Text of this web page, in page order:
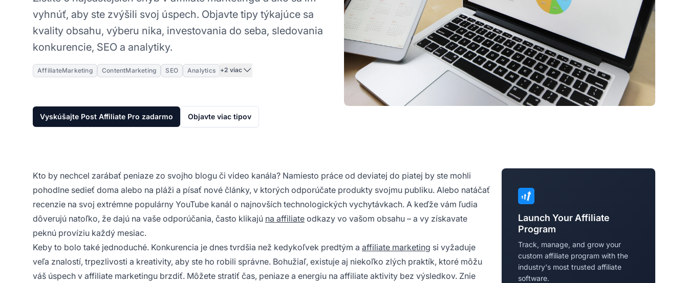
vyhnúť, aby ste zvýšili svoj úspech. Objavte tipy týkajúce sa
kvality obsahu, výberu nika, investovania do seba, sledovania
konkurencie, SEO a analytiky.
AffiliateMarketing ContentMarketing SEO Analytics +2 viac
Vyskúšajte Post Affiliate Pro zadarmo Objavte viac tipov
Kto by nechcel zarábať peniaze zo svojho blogu či video kanála? Namiesto práce od deviatej do piatej by ste mohli
pohodlne sedieť doma alebo na pláži a písať nové články, v ktorých odporúčate produkty svojmu publiku. Alebo natáčať
recenzie na svoj extrémne populárny YouTube kanál o najnovších technologických vychytávkach. A keďže vám ľudia
dôverujú natoľko, že dajú na vaše odporúčania, často klikajú na affiliate odkazy vo vašom obsahu – a vy získavate
peknú províziu každý mesiac.
Keby to bolo také jednoduché. Konkurencia je dnes tvrdšia než kedykoľvek predtým a affiliate marketing si vyžaduje
veľa znalostí, trpezlivosti a kreativity, aby ste ho robili správne. Bohužiaľ, existuje aj niekoľko zlých praktík, ktoré môžu
váš úspech v affiliate marketingu brzdiť. Môžete stratiť čas, peniaze a energiu na affiliate aktivity bez výsledkov. Znie
Launch Your Affiliate
Program
Track, manage, and grow your
custom affiliate program with the
industry's most trusted affiliate
software.